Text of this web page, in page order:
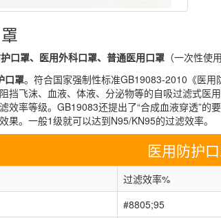
口罩、医用外科口罩、普通医用口罩 （一次性使
口罩。符合国家强制性标准GB19083-2010《医
挡飞沫、血液、体液、分泌物等的自吸过滤式医
效率等级。GB19083还提出了“合成血液穿透”的
果。一般1级就可以达到N95/KN95的过滤效率。
医用防护
过滤效率%
#8805;95